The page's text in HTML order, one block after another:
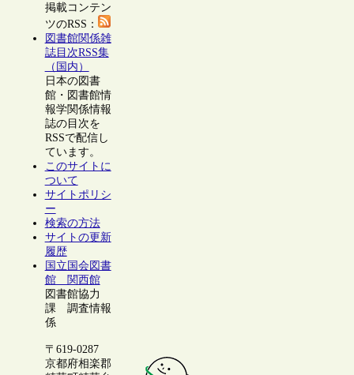
掲載コンテン
ツのRSS：
図書館関係雑
誌目次RSS集
（国内）
日本の図書
館・図書館情
報学関係情報
誌の目次を
RSSで配信し
ています。
このサイトに
ついて
サイトポリシ
ー
検索の方法
サイトの更新
履歴
国立国会図書
館 関西館
図書館協力
課 調査情報
係
〒619-0287
京都府相楽郡